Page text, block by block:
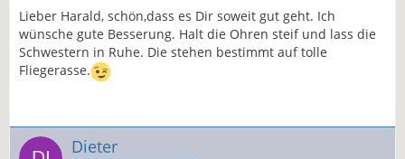
Lieber Harald, schön,dass es Dir soweit gut geht. Ich
wünsche gute Besserung. Halt die Ohren steif und lass die
Schwestern in Ruhe. Die stehen bestimmt auf tolle
Fliegerasse.
Dieter